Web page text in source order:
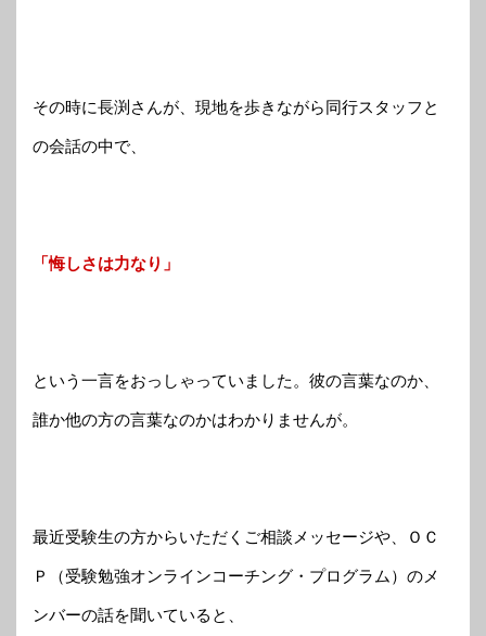
その時に長渕さんが、現地を歩きながら同行スタッフと
の会話の中で、
「悔しさは力なり」
という一言をおっしゃっていました。彼の言葉なのか、
誰か他の方の言葉なのかはわかりませんが。
最近受験生の方からいただくご相談メッセージや、ＯＣ
Ｐ（受験勉強オンラインコーチング・プログラム）のメ
ンバーの話を聞いていると、